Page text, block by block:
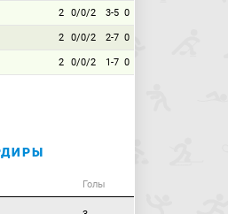
2 0/0/2 3-5 0
2 0/0/2 2-7 0
2 0/0/2 1-7 0
Голы